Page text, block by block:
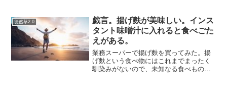
が…株と比べるとやはりこれは不要...
徒然草2.0
戯言。揚げ麩が美味しい。インス
タント味噌汁に入れると食べごた
えがある。
業務スーパーで揚げ麩を買ってみた。揚
げ麩という食べ物にはこれまでまったく
馴染みがないので、未知なる食べもので